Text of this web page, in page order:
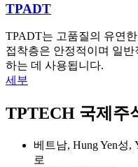
TPADT
TPADT는 고품질의 유연
접착층은 안정적이며 일
하는 데 사용됩니다.
세부
TPTECH 국제주
베트남, Hung Yen성,
로